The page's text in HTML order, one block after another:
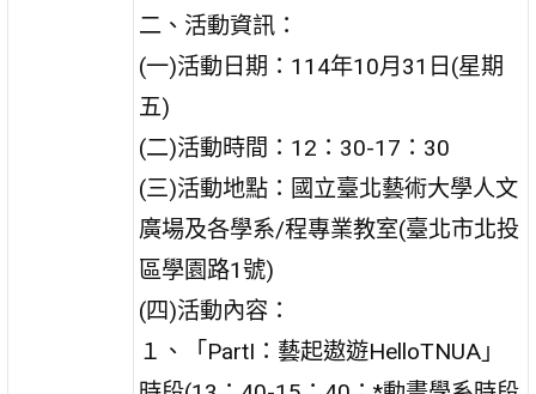
二、活動資訊：
(一)活動日期：114年10月31日(星期
五)
(二)活動時間：12：30-17：30
(三)活動地點：國立臺北藝術大學人文
廣場及各學系/程專業教室(臺北市北投
區學園路1號)
(四)活動內容：
１、「PartI：藝起遨遊HelloTNUA」